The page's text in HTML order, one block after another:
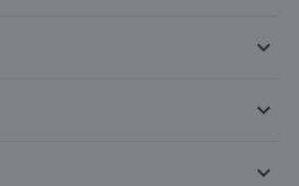
keyboard_arrow_down
keyboard_arrow_down
keyboard_arrow_down